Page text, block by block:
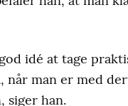
idé at tage
når man er med
siger han.